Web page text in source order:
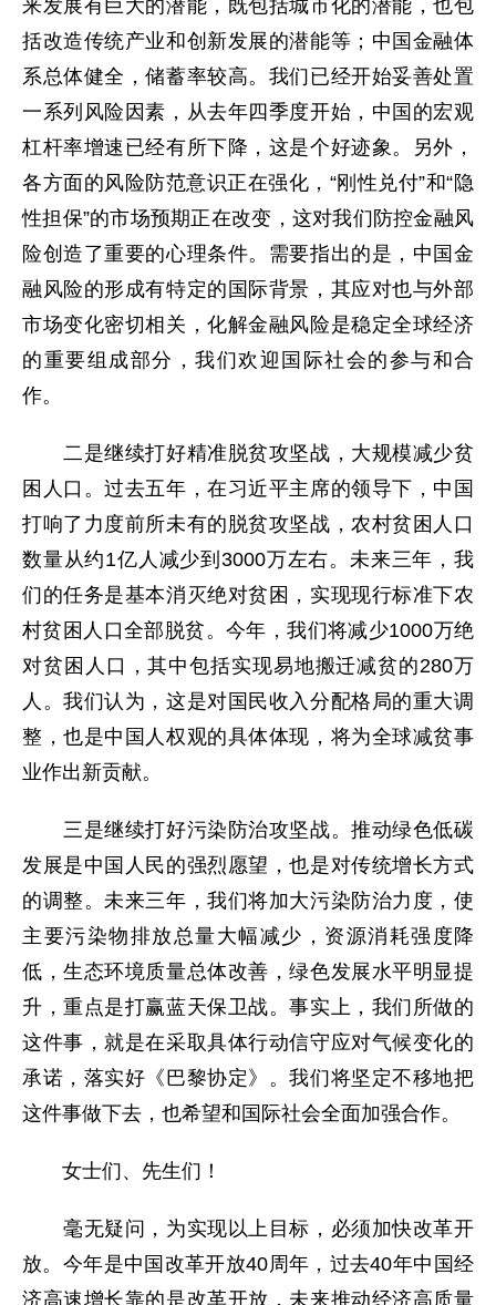
来发展有巨大的潜能，既包括城市化的潜能，也包
括改造传统产业和创新发展的潜能等；中国金融体
系总体健全，储蓄率较高。我们已经开始妥善处置
一系列风险因素，从去年四季度开始，中国的宏观
杠杆率增速已经有所下降，这是个好迹象。另外，
各方面的风险防范意识正在强化，“刚性兑付”和“隐
性担保”的市场预期正在改变，这对我们防控金融风
险创造了重要的心理条件。需要指出的是，中国金
融风险的形成有特定的国际背景，其应对也与外部
市场变化密切相关，化解金融风险是稳定全球经济
的重要组成部分，我们欢迎国际社会的参与和合
作。
二是继续打好精准脱贫攻坚战，大规模减少贫
困人口。过去五年，在习近平主席的领导下，中国
打响了力度前所未有的脱贫攻坚战，农村贫困人口
数量从约1亿人减少到3000万左右。未来三年，我
们的任务是基本消灭绝对贫困，实现现行标准下农
村贫困人口全部脱贫。今年，我们将减少1000万绝
对贫困人口，其中包括实现易地搬迁减贫的280万
人。我们认为，这是对国民收入分配格局的重大调
整，也是中国人权观的具体体现，将为全球减贫事
业作出新贡献。
三是继续打好污染防治攻坚战。推动绿色低碳
发展是中国人民的强烈愿望，也是对传统增长方式
的调整。未来三年，我们将加大污染防治力度，使
主要污染物排放总量大幅减少，资源消耗强度降
低，生态环境质量总体改善，绿色发展水平明显提
升，重点是打赢蓝天保卫战。事实上，我们所做的
这件事，就是在采取具体行动信守应对气候变化的
承诺，落实好《巴黎协定》。我们将坚定不移地把
这件事做下去，也希望和国际社会全面加强合作。
女士们、先生们！
毫无疑问，为实现以上目标，必须加快改革开
放。今年是中国改革开放40周年，过去40年中国经
济高速增长靠的是改革开放，未来推动经济高质量